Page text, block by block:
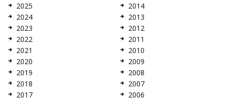
2025
2024
2023
2022
2021
2020
2019
2018
2017
2014
2013
2012
2011
2010
2009
2008
2007
2006